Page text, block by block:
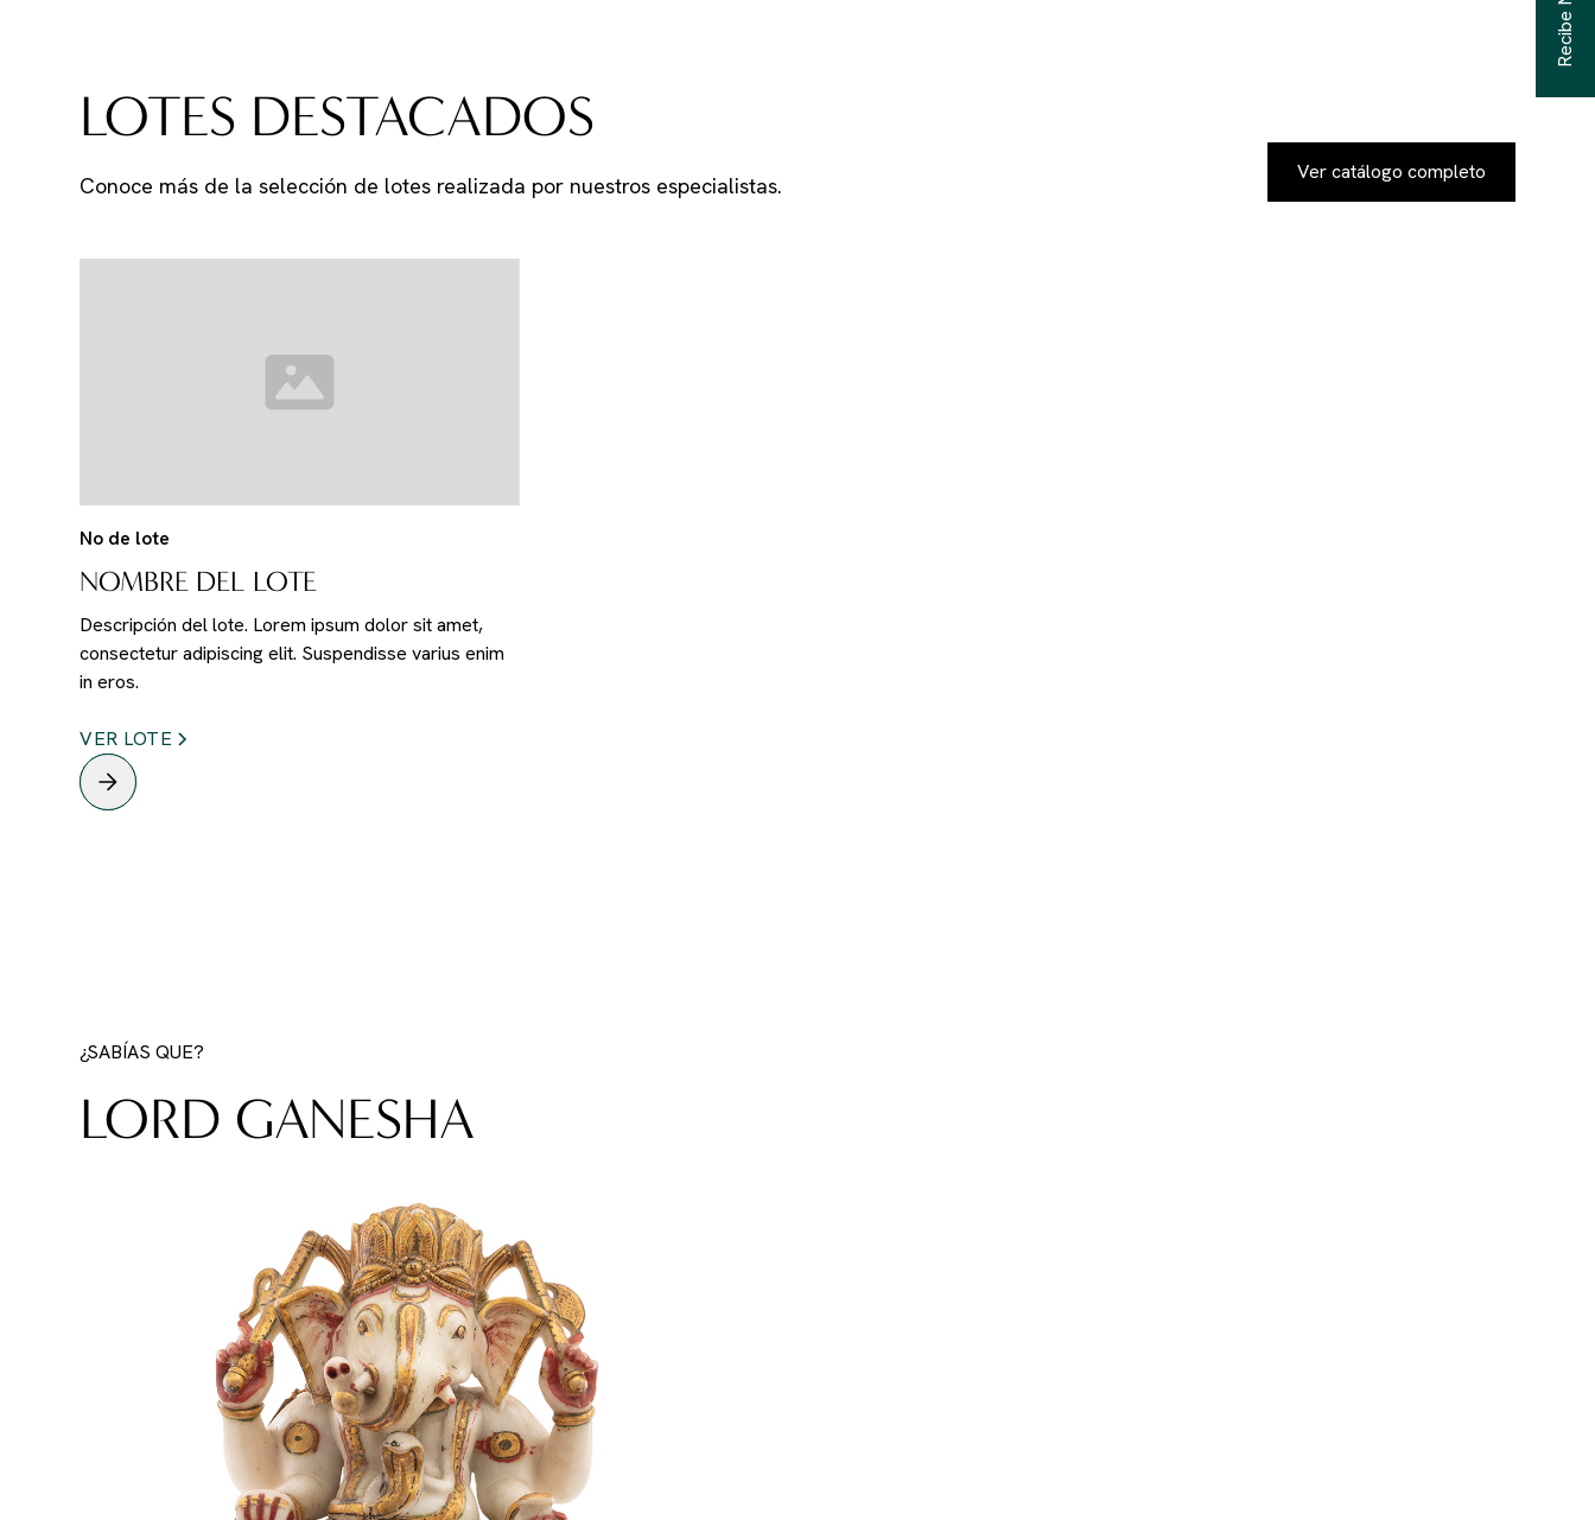
LOTES DESTACADOS
Conoce más de la selección de lotes realizada por nuestros especialistas.
Ver catálogo completo
No de lote
NOMBRE DEL LOTE
Descripción del lote. Lorem ipsum dolor sit amet,
consectetur adipiscing elit. Suspendisse varius enim
in eros.
VER LOTE
¿SABÍAS QUE?
LORD GANESHA